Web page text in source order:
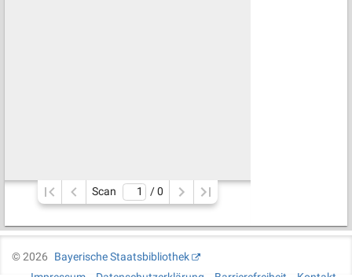
Scan / 0
©2026
Bayerische Staatsbibliothek